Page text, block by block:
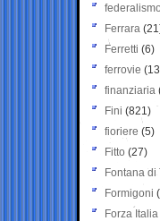
federalismo
Ferrara
Ferretti (6)
ferrovie
finanziaria
Fini (821)
fioriere (5)
Fitto (27)
Fontana di
Formigoni
Forza Italia